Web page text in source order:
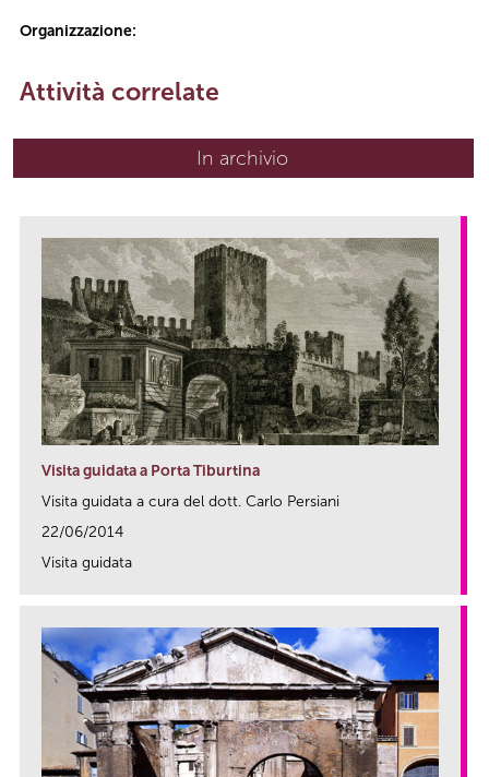
Organizzazione:
Attività correlate
In archivio
Visita guidata a Porta Tiburtina
Visita guidata a cura del dott. Carlo Persiani
22/06/2014
Visita guidata